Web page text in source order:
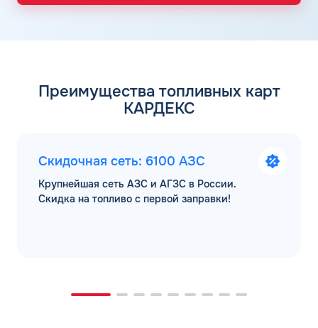
Преимущества топливных карт
КАРДЕКС
Скидочная сеть: 6100 АЗС
Крупнейшая сеть АЗС и АГЗС в России.
Скидка на топливо с первой заправки!